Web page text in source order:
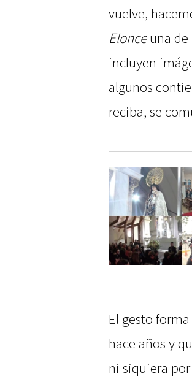
vuelve,
Elonceuna de
incluyen
algunos
reciba, se
El gesto
hace años y
ni siquiera